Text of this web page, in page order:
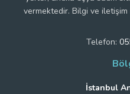
vermektedir. Bilgi ve
Telefon:
İstanbul